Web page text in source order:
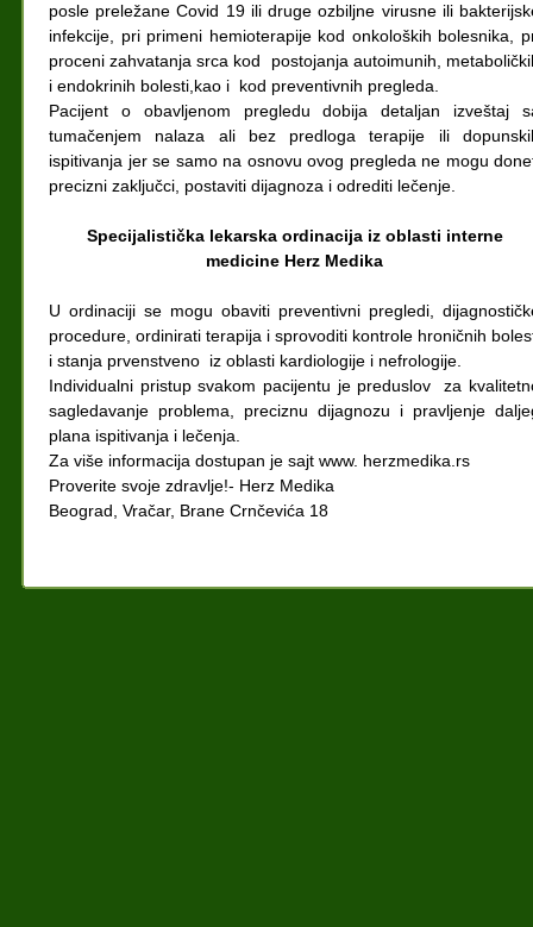
posle preležane Covid 19 ili druge ozbiljne virusne ili
infekcije, pri primeni hemioterapije kod onkoloških bolesnika,
proceni zahvatanja srca kod postojanja autoimunih,
i endokrinih bolesti,kao i kod preventivnih pregleda.
Pacijent o obavljenom pregledu dobija detaljan izveštaj
tumačenjem nalaza ali bez predloga terapije ili
ispitivanja jer se samo na osnovu ovog pregleda ne mogu
precizni zaključci, postaviti dijagnoza i odrediti lečenje.
Specijalistička lekarska ordinacija iz oblasti interne
medicine Herz Medika
U ordinaciji se mogu obaviti preventivni pregledi,
procedure, ordinirati terapija i sprovoditi kontrole hroničnih
i stanja prvenstveno iz oblasti kardiologije i nefrologije.
Individualni pristup svakom pacijentu je preduslov za
sagledavanje problema, preciznu dijagnozu i pravljenje
plana ispitivanja i lečenja.
Za više informacija dostupan je sajt www. herzmedika.rs
Proverite svoje zdravlje!- Herz Medika
Beograd, Vračar, Brane Crnčevića 18